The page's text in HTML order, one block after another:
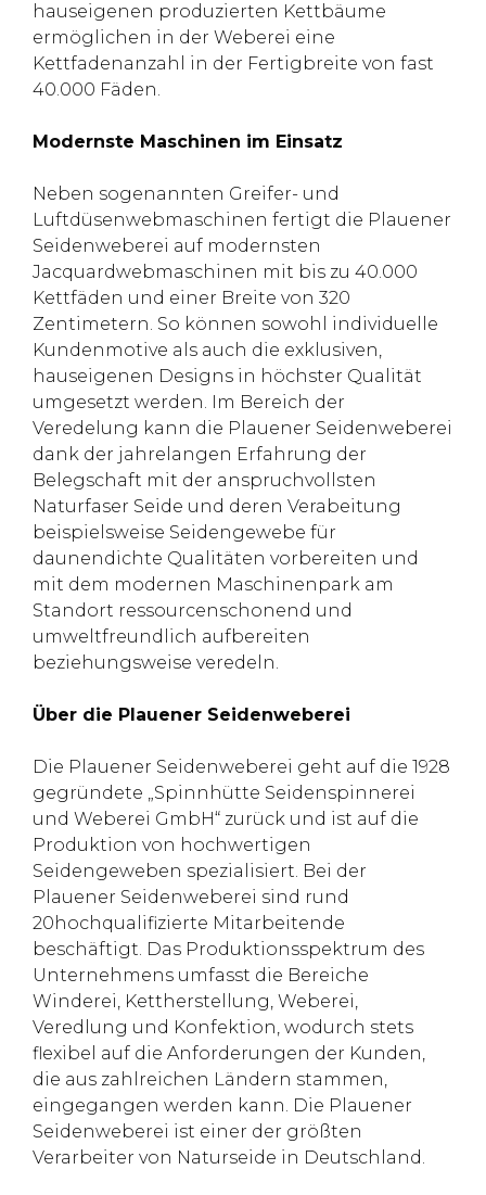
hauseigenen produzierten Kettbäume
ermöglichen in der Weberei eine
Kettfadenanzahl in der Fertigbreite von fast
40.000 Fäden.
Modernste Maschinen im Einsatz
Neben sogenannten Greifer- und
Luftdüsenwebmaschinen fertigt die Plauener
Seidenweberei auf modernsten
Jacquardwebmaschinen mit bis zu 40.000
Kettfäden und einer Breite von 320
Zentimetern. So können sowohl individuelle
Kundenmotive als auch die exklusiven,
hauseigenen Designs in höchster Qualität
umgesetzt werden. Im Bereich der
Veredelung kann die Plauener Seidenweberei
dank der jahrelangen Erfahrung der
Belegschaft mit der anspruchvollsten
Naturfaser Seide und deren Verabeitung
beispielsweise Seidengewebe für
daunendichte Qualitäten vorbereiten und
mit dem modernen Maschinenpark am
Standort ressourcenschonend und
umweltfreundlich aufbereiten
beziehungsweise veredeln.
Über die Plauener Seidenweberei
Die Plauener Seidenweberei geht auf die 1928
gegründete „Spinnhütte Seidenspinnerei
und Weberei GmbH“ zurück und ist auf die
Produktion von hochwertigen
Seidengeweben spezialisiert. Bei der
Plauener Seidenweberei sind rund
20hochqualifizierte Mitarbeitende
beschäftigt. Das Produktionsspektrum des
Unternehmens umfasst die Bereiche
Winderei, Kettherstellung, Weberei,
Veredlung und Konfektion, wodurch stets
flexibel auf die Anforderungen der Kunden,
die aus zahlreichen Ländern stammen,
eingegangen werden kann. Die Plauener
Seidenweberei ist einer der größten
Verarbeiter von Naturseide in Deutschland.